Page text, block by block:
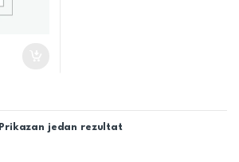
Prikazan jedan rezultat